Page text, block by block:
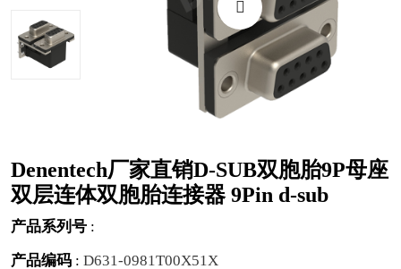
Denentech厂家直销D-SUB双胞胎9P母座
双层连体双胞胎连接器 9Pin d-sub
产品系列号 :
产品编码 : D631-0981T00X51X